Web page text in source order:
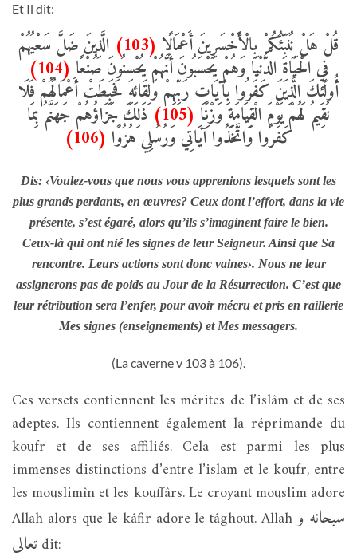
Et Il dit:
قُلْ هَلْ نُنَبِّئُكُمْ بِالْأَخْسَرِينَ أَعْمَالًا (103) الَّذِينَ ضَلَّ سَعْيُهُمْ
فِي الْحَيَاةِ الدُّنْيَا وَهُمْ يَحْسَبُونَ أَنَّهُمْ يُحْسِنُونَ صُنْعًا(104)
أُولَئِكَ الَّذِينَ كَفَرُوا بِآَيَاتِ رَبِّهِمْ وَلِقَائِهِ فَحَبِطَتْ أَعْمَالُهُمْ فَلَا
نُقِيمُ لَهُمْ يَوْمَ الْقِيَامَةِ وَزْنًا (105) ذَلِكَ جَزَاؤُهُمْ جَهَنَّمُ بِمَا
كَفَرُوا وَاتَّخَذُوا آَيَاتِي وَرُسُلِي هُزُوًا (106)
Dis: ‹Voulez-vous que nous vous apprenions lesquels sont les
plus grands perdants, en œuvres? Ceux dont l’effort, dans la vie
présente, s’est égaré, alors qu’ils s’imaginent faire le bien.
Ceux-là qui ont nié les signes de leur Seigneur. Ainsi que Sa
rencontre. Leurs actions sont donc vaines›. Nous ne leur
assignerons pas de poids au Jour de la Résurrection. C’est que
leur rétribution sera l’enfer, pour avoir mécru et pris en raillerie
Mes signes (enseignements) et Mes messagers.
(La caverne v 103 à 106).
Ces versets contiennent les mérites de l’islâm et de ses
adeptes. Ils contiennent également la réprimande du
koufr et de ses affiliés. Cela est parmi les plus
immenses distinctions d’entre l’islam et le koufr, entre
les mouslimîn et les kouffârs. Le croyant mouslim adore
Allah alors que le kâfir adore le tâghout. Allahسبحانه و
تعالىdit: